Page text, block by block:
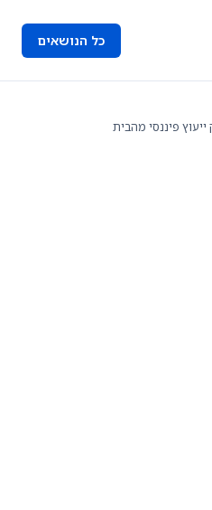
כל הנושאים
פיננסי מהבית